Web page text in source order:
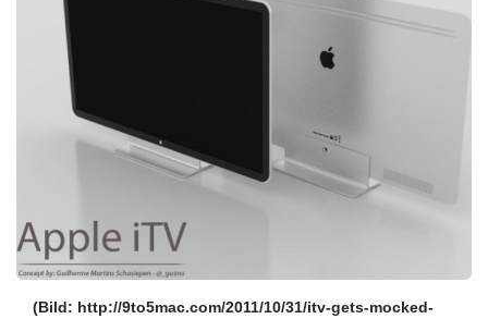
(Bild: http://9to5mac.com/2011/10/31/itv-gets-mocked-